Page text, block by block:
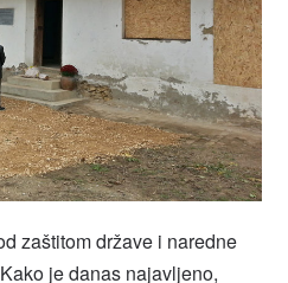
zaštitom države i naredne
je danas najavljeno,